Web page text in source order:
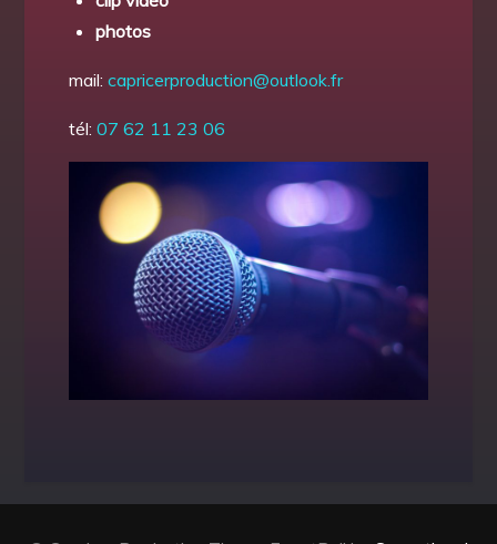
photos
mail:capricerproduction@outlook.fr
tél:07 62 11 23 06